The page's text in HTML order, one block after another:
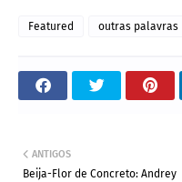
Featured outras palavras
ANTIGOS
Beija-Flor de Concreto: Andrey